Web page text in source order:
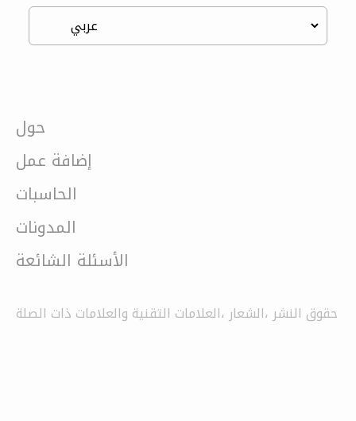
حول
إضافة عمل
الحاسبات
المدونات
الأسئلة الشائعة
حقوق النشر ،الشعار ،العلامات التقنية والعلامات ذات الصلة